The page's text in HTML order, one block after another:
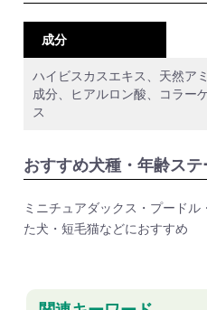
成分
ハイビスカスエキス、天然ア
成分、ヒアルロン酸、コラー
ス
おすすめ犬種・年齢ステ
ミニチュアダックス・プード
た犬・短毛猫などにおすすめ